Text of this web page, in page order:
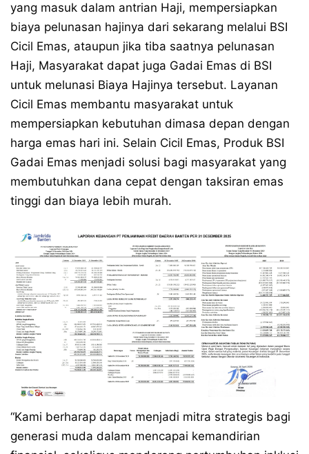
yang masuk dalam antrian Haji, mempersiapkan
biaya pelunasan hajinya dari sekarang melalui BSI
Cicil Emas, ataupun jika tiba saatnya pelunasan
Haji, Masyarakat dapat juga Gadai Emas di BSI
untuk melunasi Biaya Hajinya tersebut. Layanan
Cicil Emas membantu masyarakat untuk
mempersiapkan kebutuhan dimasa depan dengan
harga emas hari ini. Selain Cicil Emas, Produk BSI
Gadai Emas menjadi solusi bagi masyarakat yang
membutuhkan dana cepat dengan taksiran emas
tinggi dan biaya lebih murah.
“Kami berharap dapat menjadi mitra strategis bagi
generasi muda dalam mencapai kemandirian